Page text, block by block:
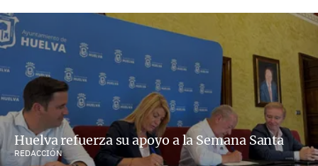
Huelva refuerza su apoyo a la Semana Santa
REDACCIÓN